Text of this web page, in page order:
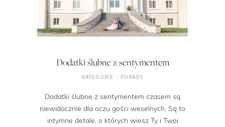
Dodatki ślubne z sentymentem
KATEGORIE PORADY
Dodatki ślubne z sentymentem czasem są
niewidocznie dla oczu gości weselnych. Są to
intymne detale, o których wiesz Ty i Twoi